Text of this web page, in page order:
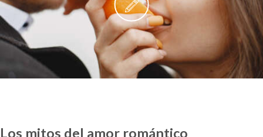
Los mitos del amor romántico